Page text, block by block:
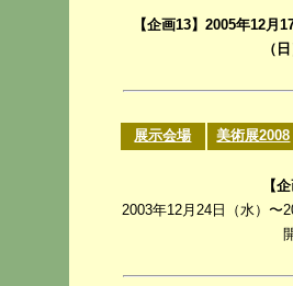
【企画13】2005年12月
（
展示会場 美術展2008
【
2003年12月24日（水）〜